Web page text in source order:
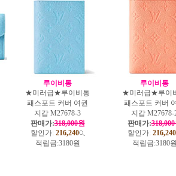
루이비통
★미러급★루이비통
패스포트 커버 여권
지갑 M27678-3
판매가:318,000원
할인가: 216,240
적립금:3180원
루이비통
★미러급★루이
패스포트 커버
지갑 M27678-
판매가:
할인가: 216,240
적립금:3180